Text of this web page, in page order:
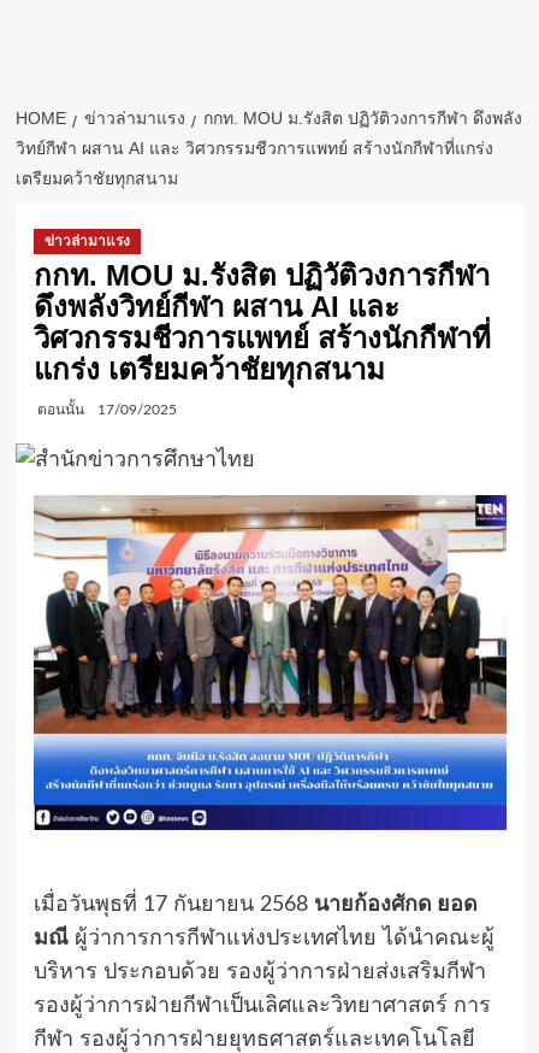
HOME ข่าวล่ามาแรง
กกท. MOU ม.รังสิต ปฏิวัติวงการกีฬา ดึงพลัง
วิทย์กีฬา ผสาน AI และ วิศวกรรมชีวการแพทย์ สร้างนักกีฬาที่แกร่ง
เตรียมคว้าชัยทุกสนาม
ข่าวล่ามาแรง
กกท. MOU ม.รังสิต ปฏิวัติวงการกีฬา
ดึงพลังวิทย์กีฬา ผสาน AI และ
วิศวกรรมชีวการแพทย์ สร้างนักกีฬาที่
แกร่ง เตรียมคว้าชัยทุกสนาม
ตอนนั้น 17/09/2025
เมื่อวันพุธที่ 17 กันยายน 2568 นายก้องศักด ยอด
มณีผู้ว่าการการกีฬาแห่งประเทศไทย ได้นำคณะผู้
บริหาร ประกอบด้วย รองผู้ว่าการฝ่ายส่งเสริมกีฬา
รองผู้ว่าการฝ่ายกีฬาเป็นเลิศและวิทยาศาสตร์ การ
กีฬา รองผู้ว่าการฝ่ายยุทธศาสตร์และเทคโนโลยี